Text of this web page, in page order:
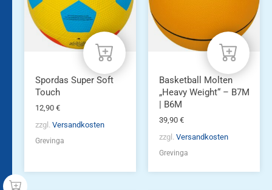
Spordas Super Soft
Touch
12,90 €
zzgl. Versandkosten
Grevinga
Optionen
können
Produktseite
gewählt
werden
Basketball Molten
„Heavy Weight“ – B7M
| B6M
39,90 €
zzgl. Versandkosten
Grevinga